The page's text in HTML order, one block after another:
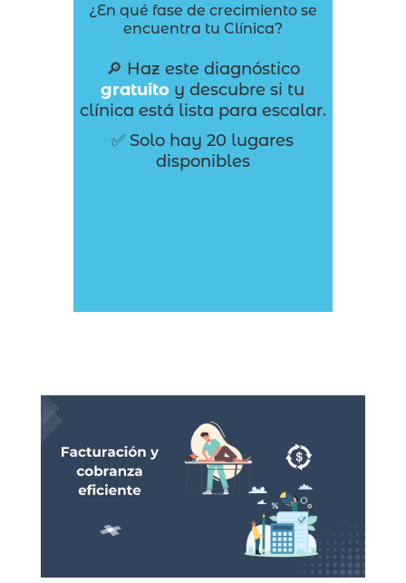
¿En qué fase de crecimiento se
encuentra tu Clínica?
🔎 Haz este diagnóstico
gratuito y descubre si tu
clínica está lista para escalar.
✅ Solo hay 20 lugares
disponibles